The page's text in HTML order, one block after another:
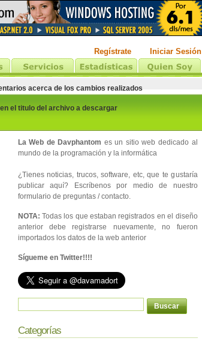
Regístrate Iniciar Sesión
acerca de los cambios realizados
el titulo del archivo a descargar
La Web de Davphantom es un sitio web dedicado al
mundo de la programación y la informática
¿Tienes noticias, trucos, software, etc, que te gustaría
publicar aquí? Escríbenos por medio de nuestro
formulario de preguntas / contacto.
NOTA: Todas los que estaban registrados en el diseño
anterior debe registrarse nuevamente, no fueron
importados los datos de la web anterior
Sígueme en Twitter!!!!
Categorías